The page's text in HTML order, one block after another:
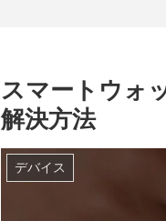
スマートウォ
解決方法
デバイス